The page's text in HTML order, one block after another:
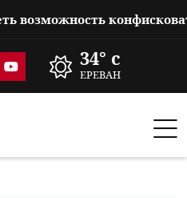
34° c
ЕРЕВАН